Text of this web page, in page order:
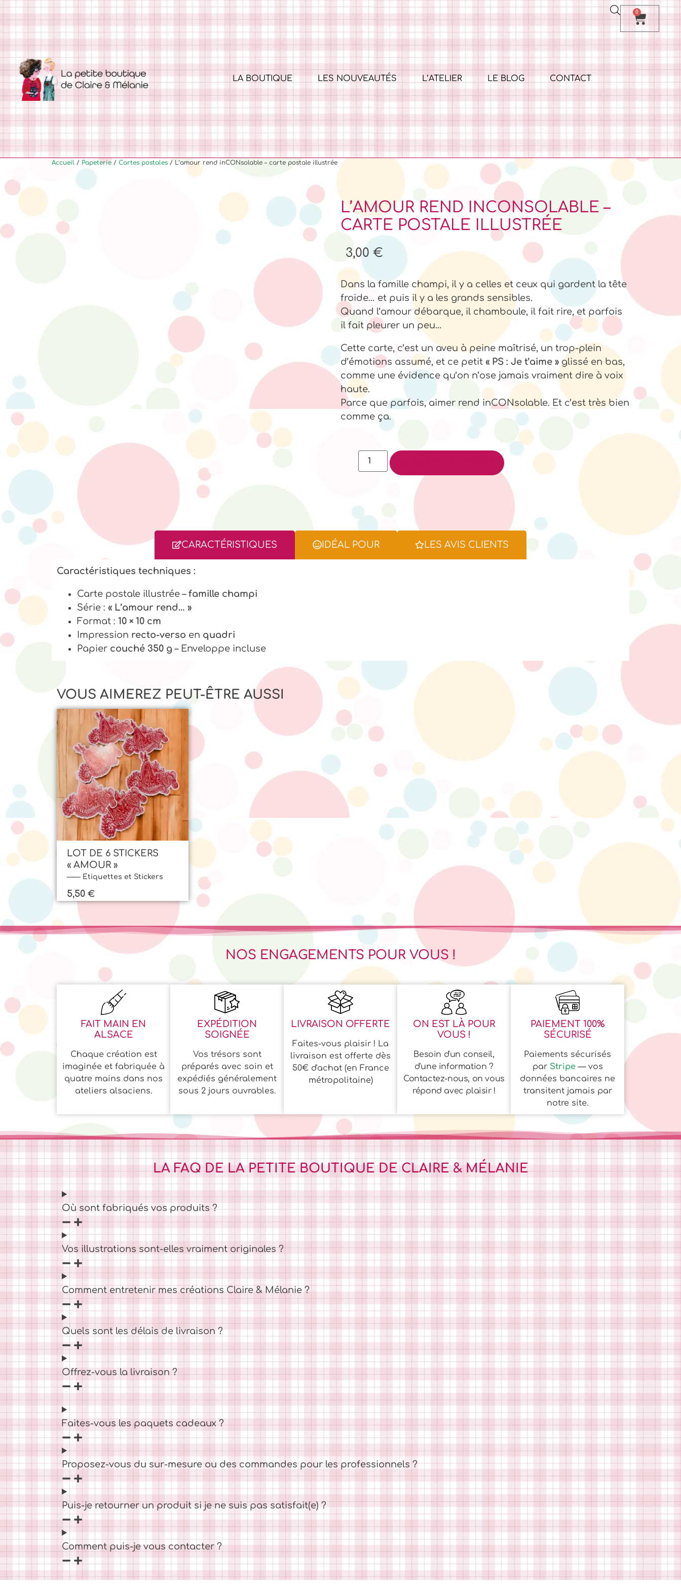
LA BOUTIQUE LES NOUVEAUTÉS L’ATELIER LE BLOG CONTACT
0
Accueil / Papeterie / Cartes postales / L’amour rend inCONsolable – carte postale illustrée
L’AMOUR REND INCONSOLABLE –
CARTE POSTALE ILLUSTRÉE
3,00 €
Dans la famille champi, il y a celles et ceux qui gardent la tête
froide… et puis il y a les grands sensibles.
Quand l’amour débarque, il chamboule, il fait rire, et parfois
il fait pleurer un peu…
Cette carte, c’est un aveu à peine maîtrisé, un trop-plein
d’émotions assumé, et ce petit « PS : Je t’aime » glissé en bas,
comme une évidence qu’on n’ose jamais vraiment dire à voix
haute.
Parce que parfois, aimer rend inCONsolable. Et c’est très bien
comme ça.
CARACTÉRISTIQUES IDÉAL POUR LES AVIS CLIENTS
Caractéristiques techniques :
Carte postale illustrée – famille champi
Série : « L’amour rend… »
Format : 10 × 10 cm
Impression recto-verso en quadri
Papier couché 350 g – Enveloppe incluse
VOUS AIMEREZ PEUT-ÊTRE AUSSI
Etiquettes et Stickers
LOT DE 6 STICKERS
« AMOUR »
5,50 €
NOS ENGAGEMENTS POUR VOUS !
FAIT MAIN EN
ALSACE
Chaque création est
imaginée et fabriquée à
quatre mains dans nos
ateliers alsaciens.
EXPÉDITION
SOIGNÉE
Vos trésors sont
préparés avec soin et
expédiés généralement
sous 2 jours ouvrables.
LIVRAISON OFFERTE
Faites-vous plaisir ! La
livraison est offerte dès
50€ d'achat (en France
métropolitaine)
ON EST LÀ POUR
VOUS !
Besoin d'un conseil,
d'une information ?
Contactez-nous, on vous
répond avec plaisir !
PAIEMENT 100%
SÉCURISÉ
Paiements sécurisés
par Stripe— vos
données bancaires ne
transitent jamais par
notre site.
LA FAQ DE LA PETITE BOUTIQUE DE CLAIRE & MÉLANIE
Où sont fabriqués vos produits ?
Vos illustrations sont-elles vraiment originales ?
Comment entretenir mes créations Claire & Mélanie ?
Quels sont les délais de livraison ?
Offrez-vous la livraison ?
Faites-vous les paquets cadeaux ?
Proposez-vous du sur-mesure ou des commandes pour les professionnels ?
Puis-je retourner un produit si je ne suis pas satisfait(e) ?
Comment puis-je vous contacter ?